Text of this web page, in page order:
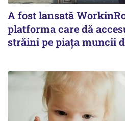
A fost lansată
platforma care dă
străini pe piața muncii